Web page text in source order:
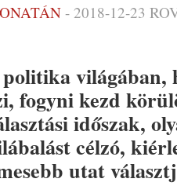
- 2018-12-23
világában,
fogyni kezd
időszak,
célzó,
utat